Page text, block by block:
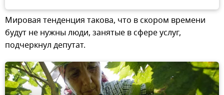
Мировая тенденция такова, что в скором времени
будут не нужны люди, занятые в сфере услуг,
подчеркнул депутат.